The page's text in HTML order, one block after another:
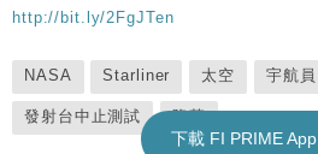
http://bit.ly/2FgJTen
NASA Starliner 太空 宇航員
發射台中止測試
下載 FI PRIME App